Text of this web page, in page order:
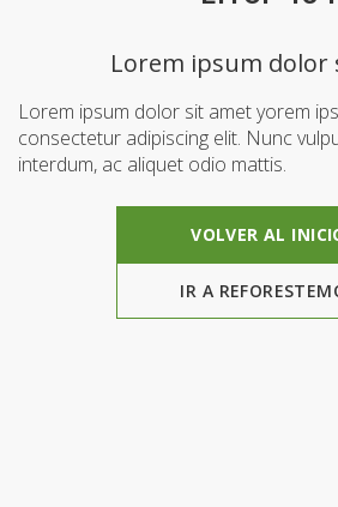
Lorem ipsum dolor
Lorem ipsum dolor sit amet yorem
consectetur adipiscing elit. Nunc
interdum, ac aliquet odio mattis.
VOLVER AL
IR A